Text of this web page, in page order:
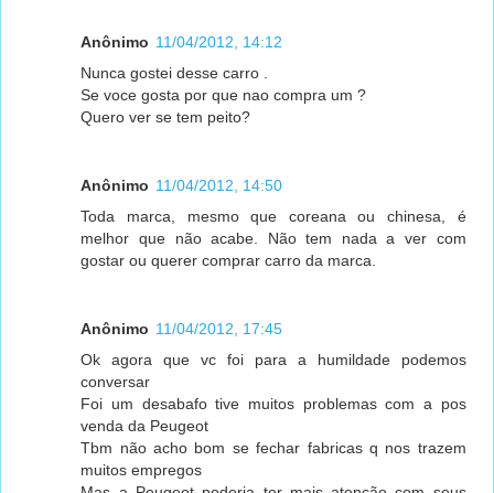
Anônimo 11/04/2012, 14:12
Nunca gostei desse carro .
Se voce gosta por que nao compra um ?
Quero ver se tem peito?
Anônimo 11/04/2012, 14:50
Toda marca, mesmo que coreana ou chinesa, é
melhor que não acabe. Não tem nada a ver com
gostar ou querer comprar carro da marca.
Anônimo 11/04/2012, 17:45
Ok agora que vc foi para a humildade podemos
conversar
Foi um desabafo tive muitos problemas com a pos
venda da Peugeot
Tbm não acho bom se fechar fabricas q nos trazem
muitos empregos